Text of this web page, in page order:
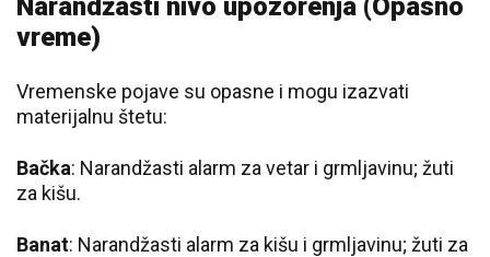
Narandžasti nivo upozorenja (Opasno
vreme)
Vremenske pojave su opasne i mogu izazvati
materijalnu štetu:
Bačka: Narandžasti alarm za vetar i grmljavinu; žuti
za kišu.
Banat: Narandžasti alarm za kišu i grmljavinu; žuti za